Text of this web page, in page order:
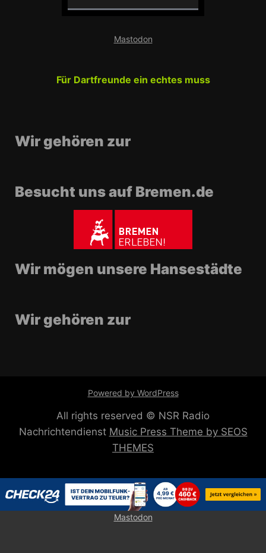
Mastodon
Für Dartfreunde ein echtes muss
Wir gehören zur
Besucht uns auf Bremen.de
Wir mögen unsere Hansestädte
Wir gehören zur
Powered by WordPress
All rights reserved © NSR Radio
Nachrichtendienst Music Press Theme by SEOS
THEMES
Mastodon